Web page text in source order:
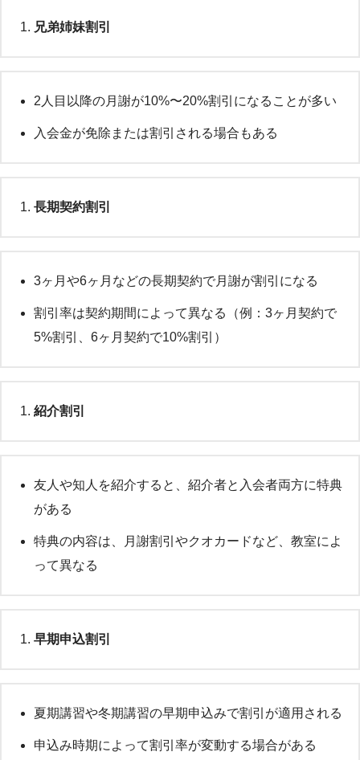
兄弟姉妹割引
2人目以降の月謝が10%〜20%割引になることが多い
入会金が免除または割引される場合もある
長期契約割引
3ヶ月や6ヶ月などの長期契約で月謝が割引になる
割引率は契約期間によって異なる（例：3ヶ月契約で
5%割引、6ヶ月契約で10%割引）
紹介割引
友人や知人を紹介すると、紹介者と入会者両方に特典
がある
特典の内容は、月謝割引やクオカードなど、教室によ
って異なる
早期申込割引
夏期講習や冬期講習の早期申込みで割引が適用される
申込み時期によって割引率が変動する場合がある